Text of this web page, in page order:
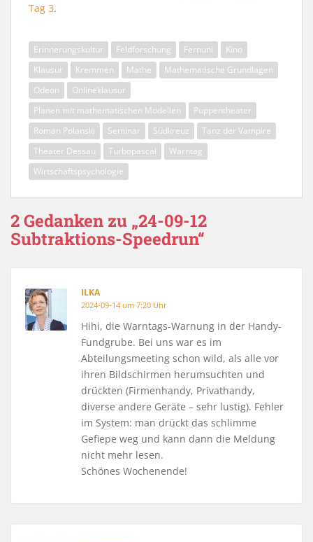
Tag 3.
Erinnerungskultur Feldforschung Fernuni
Kino
Klausur
Kremmen Mathe
Mathematische Grundlagen
Odeon
Onlineklausur
Planen mit mathematischen Modellen
Puppentheater
Roman Polanski
Seminar Südkreuz
Tanz der Vampire
Theater Dessau
Turbopascal
Warntag
Wirtschaftspsychologie
2 Gedanken zu „24-09-12
Subtraktions-Speedrun“
ILKA
2024-09-14 um 7:20 Uhr
Hihi, die Warntags-Warnung in der Handy-
Fundgrube. Bei uns war es im
Abteilungsmeeting schon wild, als alle vor
ihren Bildschirmen herumsuchten und
drückten (Firmenhandy, Privathandy,
diverse andere Geräte – sehr lustig). Fehler
im System: man drückt das schlimme
Gefiepe weg und kann dann die Meldung
nicht mehr lesen.
Schönes Wochenende!